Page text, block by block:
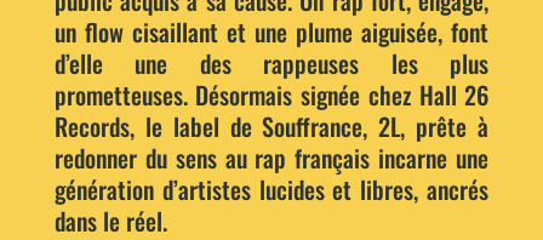
un flow cisaillant et une plume aiguisée, font
d’elle une des rappeuses les plus
prometteuses. Désormais signée chez Hall 26
Records, le label de Souffrance, 2L, prête à
redonner du sens au rap français incarne une
génération d’artistes lucides et libres, ancrés
dans le réel.